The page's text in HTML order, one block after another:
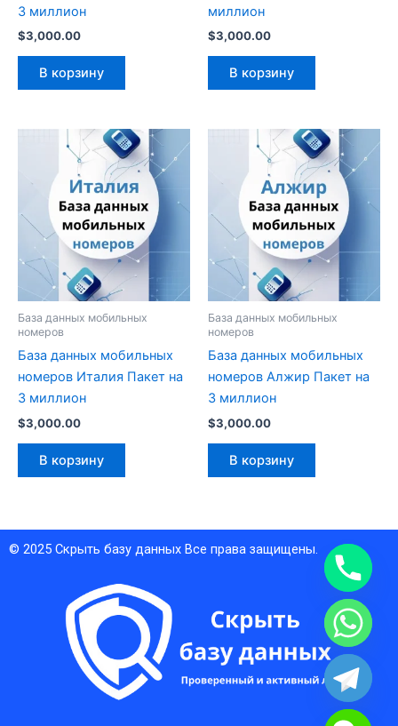
3 миллион
$3,000.00
В корзину
миллион
$3,000.00
В корзину
База данных мобильных
номеров
База данных мобильных
номеров Италия Пакет на
3 миллион
$3,000.00
В корзину
База данных мобильных
номеров
База данных мобильных
номеров Алжир Пакет на
3 миллион
$3,000.00
В корзину
© 2025 Скрыть базу данных Все права защищены.